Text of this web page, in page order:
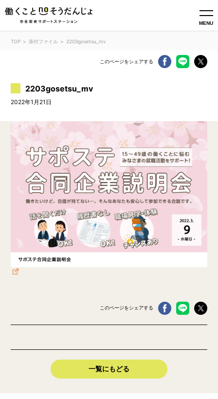
MENU
TOP 添付ファイル 2203gosetsu_mv
このページをシェアする
2203gosetsu_mv
2022年1月21日
このページをシェアする
一覧にもどる